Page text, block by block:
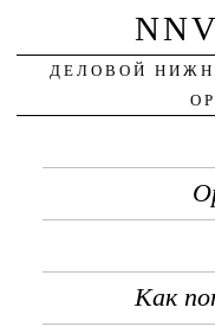
ДЕЛОВОЙ
Как